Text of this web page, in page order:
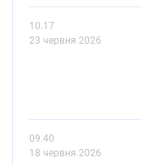
10.17
23 червня 2026
09.40
18 червня 2026